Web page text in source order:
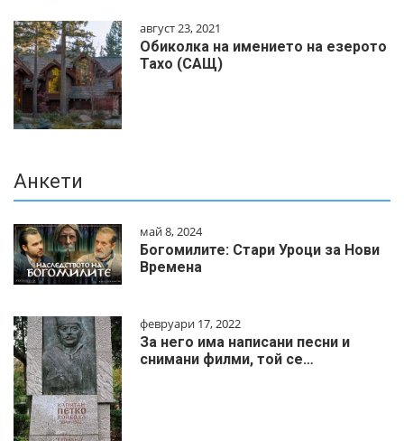
август 23, 2021
Обиколка на имението на езерото
Тахо (САЩ)
Анкети
май 8, 2024
Богомилите: Стари Уроци за Нови
Времена
февруари 17, 2022
За него има написани песни и
снимани филми, той се…